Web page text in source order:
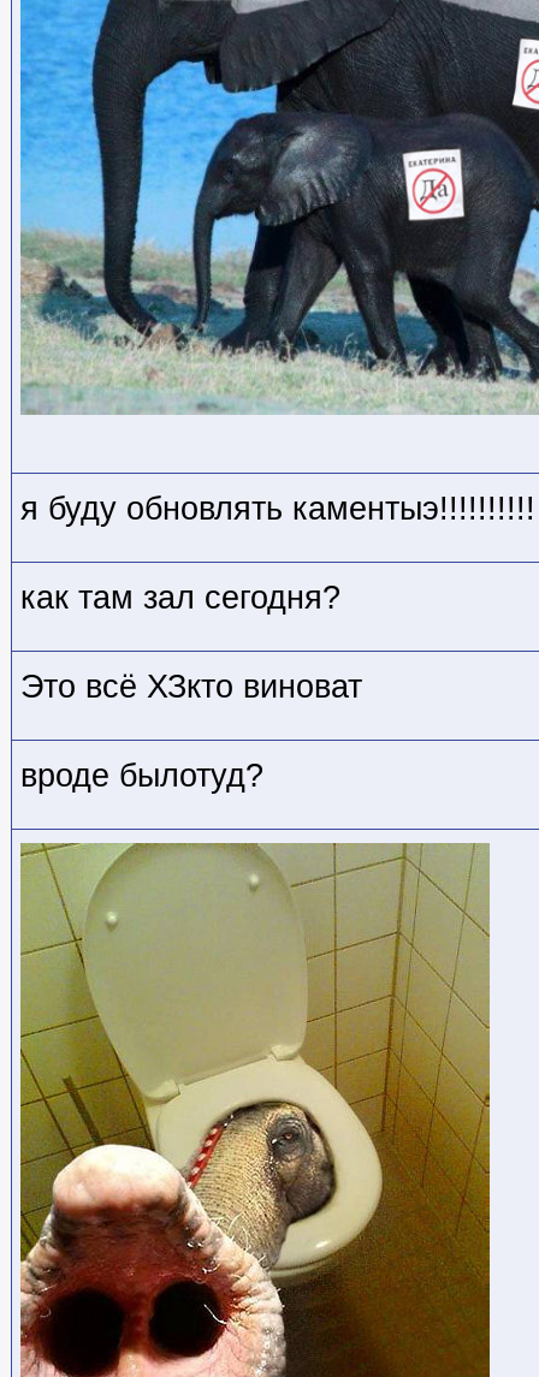
я буду обновлять каментыэ!!!!!!!!!!
как там зал сегодня?
Это всё ХЗкто виноват
вроде былотуд?